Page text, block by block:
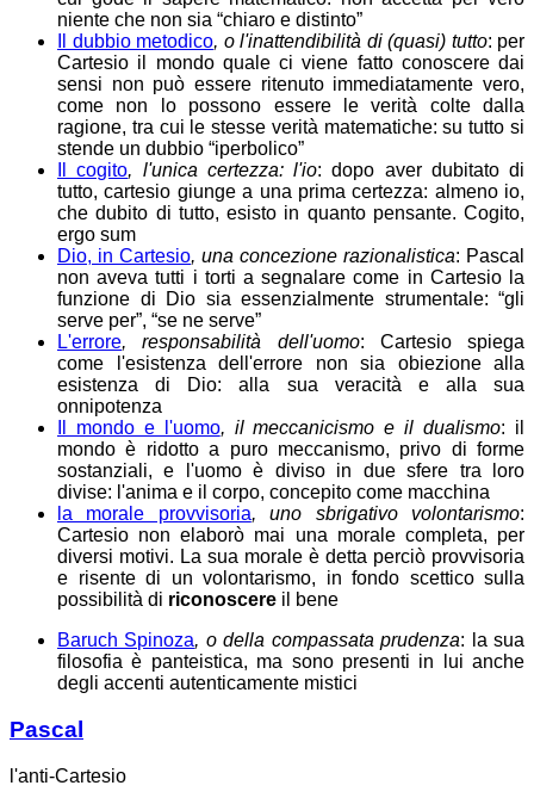
niente che non sia “chiaro e distinto”
Il dubbio metodico, o l'inattendibilità di (quasi) tutto: per
Cartesio il mondo quale ci viene fatto conoscere dai
sensi non può essere ritenuto immediatamente vero,
come non lo possono essere le verità colte dalla
ragione, tra cui le stesse verità matematiche: su tutto si
stende un dubbio “iperbolico”
Il cogito, l'unica certezza: l'io: dopo aver dubitato di
tutto, cartesio giunge a una prima certezza: almeno io,
che dubito di tutto, esisto in quanto pensante. Cogito,
ergo sum
Dio, in Cartesio, una concezione razionalistica: Pascal
non aveva tutti i torti a segnalare come in Cartesio la
funzione di Dio sia essenzialmente strumentale: “gli
serve per”, “se ne serve”
L'errore, responsabilità dell'uomo: Cartesio spiega
come l'esistenza dell'errore non sia obiezione alla
esistenza di Dio: alla sua veracità e alla sua
onnipotenza
Il mondo e l'uomo, il meccanicismo e il dualismo: il
mondo è ridotto a puro meccanismo, privo di forme
sostanziali, e l'uomo è diviso in due sfere tra loro
divise: l'anima e il corpo, concepito come macchina
la morale provvisoria, uno sbrigativo volontarismo:
Cartesio non elaborò mai una morale completa, per
diversi motivi. La sua morale è detta perciò provvisoria
e risente di un volontarismo, in fondo scettico sulla
possibilità di riconoscere il bene
Baruch Spinoza, o della compassata prudenza: la sua
filosofia è panteistica, ma sono presenti in lui anche
degli accenti autenticamente mistici
Pascal
l'anti-Cartesio